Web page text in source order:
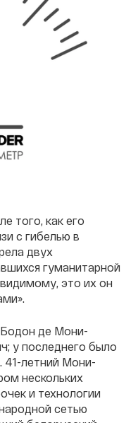
того, как его
с гибелью в
двух
гуманитарной
это их он
де Мони-
у последнего было
41-летний Мони-
нескольких
и технологии
сетью